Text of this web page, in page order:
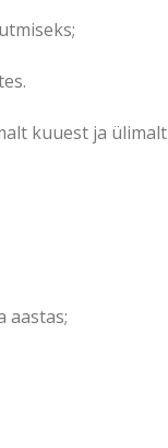
kuuest ja
aastas;